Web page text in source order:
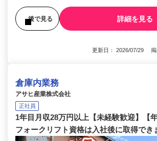
後で見る 詳細を見る
更新日： 2026/07/29 掲
倉庫内業務
アサヒ産業株式会社
正社員
1年目月収28万円以上【未経験歓迎】【
フォークリフト資格は入社後に取得でき